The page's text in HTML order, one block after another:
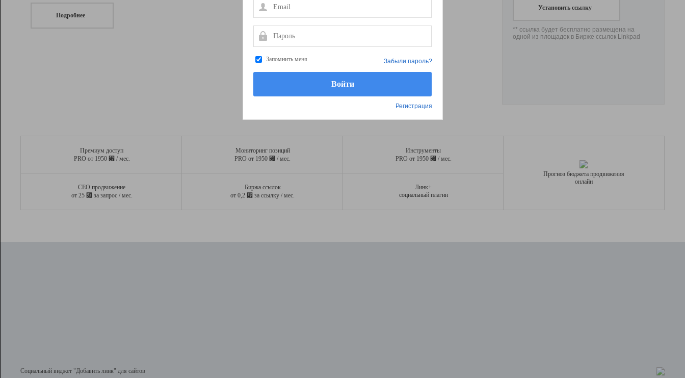
Подробнее
Установить ссылку
** ссылка будет бесплатно размещена на
одной из площадок в Бирже ссылок Linkpad
Премиум доступ
PRO от 1950 ⃏ / мес.
Мониторинг позиций
PRO от 1950 ⃏ / мес.
Инструменты
PRO от 1950 ⃏ / мес.
СЕО продвижение
от 25 ⃏ за запрос / мес.
Биржа ссылок
от 0,2 ⃏ за ссылку / мес.
Линк+
социальный плагин
Прогноз бюджета продвижения
онлайн
Социальный виджет "Добавить линк" для сайтов
Email
Пароль
Запомнить меня
Регистрация
Забыли пароль?